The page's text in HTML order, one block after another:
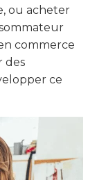
ou acheter
commerce
des
ce